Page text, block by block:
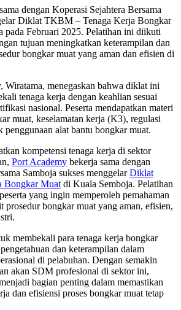
dengan Koperasi Sejahtera Bersama
Diklat TKBM – Tenaga Kerja Bongkar
pada Februari 2025. Pelatihan ini diikuti
tujuan meningkatkan keterampilan dan
bongkar muat yang aman dan efisien di
Wiratama, menegaskan bahwa diklat ini
tenaga kerja dengan keahlian sesuai
nasional. Peserta mendapatkan materi
muat, keselamatan kerja (K3), regulasi
penggunaan alat bantu bongkar muat.
kompetensi tenaga kerja di sektor
Port Academy bekerja sama dengan
Samboja sukses menggelarDiklat
Bongkar Muat di Kuala Semboja. Pelatihan
yang ingin memperoleh pemahaman
prosedur bongkar muat yang aman, efisien,
membekali para tenaga kerja bongkar
dan keterampilan dalam
di pelabuhan. Dengan semakin
akan SDM profesional di sektor ini,
bagian penting dalam memastikan
dan efisiensi proses bongkar muat tetap